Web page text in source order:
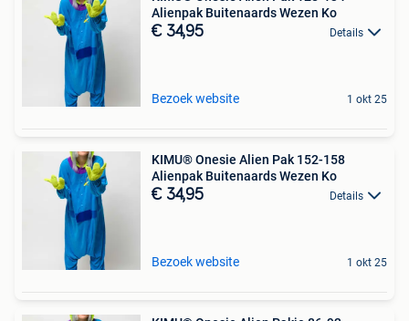
Alienpak Buitenaards Wezen Ko
€ 34,95 Details
Bezoek website 1 okt 25
KIMU® Onesie Alien Pak 152-158
Alienpak Buitenaards Wezen Ko
€ 34,95 Details
Bezoek website 1 okt 25